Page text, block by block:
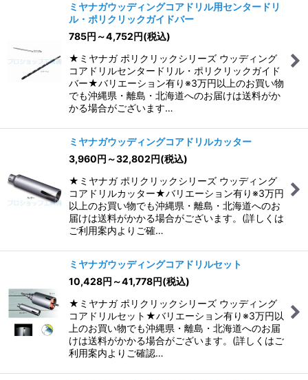
ミヤナガウッディングコアドリル用センタードリ
ル・ポリクリックガイドバー
785円 ～4,752円(税込)
★ミヤナガ ポリクリックシリーズ ウッディング
コアドリルセンタードリル・ポリクリックガイド
バー★バリエーション有り※3万円以上のお買い物
でも沖縄県・離島・北海道へのお届けは送料がか
かる場合がございます…
ミヤナガウッディングコアドリルカッター
3,960円 ～32,802円(税込)
★ミヤナガ ポリクリックシリーズ ウッディング
コアドリルカッター★バリエーション有り※3万円
以上のお買い物でも沖縄県・離島・北海道へのお
届けは送料がかかる場合がございます。(詳しくは
ご利用案内よりご確…
ミヤナガウッディングコアドリルセット
10,428円 ～41,778円(税込)
★ミヤナガ ポリクリックシリーズ ウッディング
コアドリルセット★バリエーション有り※3万円以
上のお買い物でも沖縄県・離島・北海道へのお届
けは送料がかかる場合がございます。(詳しくはご
利用案内よりご確認…